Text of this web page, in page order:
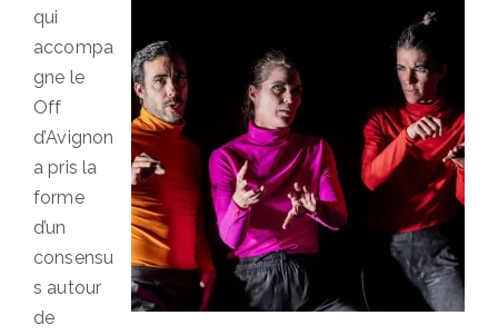
qui
accompa
gne le
Off
d’Avignon
a pris la
forme
d’un
consensu
s autour
de